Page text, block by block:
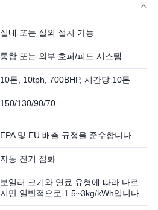
실내 또는 실외 설치 가능
통합 또는 외부 호퍼/피드 시스템
10톤, 10tph, 700BHP, 시간당 10톤
150/130/90/70
EPA 및 EU 배출 규정을 준수합니다.
자동 전기 점화
보일러 크기와 연료 유형에 따라 다르
지만 일반적으로 1.5~3kg/kWh입니다.